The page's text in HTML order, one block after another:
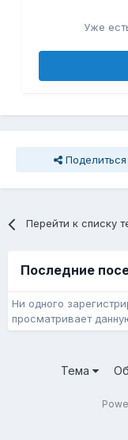
Уже
Поделиться
Перейти к списку
Последние
Ни одного
просматривает
Тема